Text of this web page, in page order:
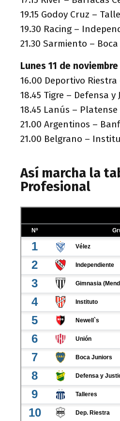
19.15 Godoy Cruz –
19.30 Racing –
21.30 Sarmiento –
Lunes 11 de noviembre
16.00 Deportivo
18.45 Tigre – Defensa
18.45 Lanús – Platense
21.00 Argentinos –
21.00 Belgrano –
Así marcha la
Profesional